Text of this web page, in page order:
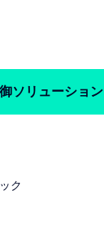
ソリューション
ク